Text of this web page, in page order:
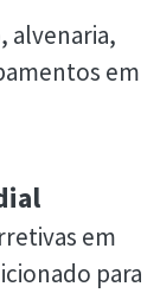
alvenaria,
em
em
para